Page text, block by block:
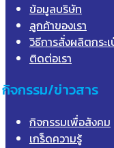
ข้อมูลบริษัท
ลูกค้าของเรา
วิธีการสั่งผลิตกระเ
ติดต่อเรา
กิจกรรม/ข่าวสาร
กิจกรรมเพื่อสังคม
เกร็ดความรู้